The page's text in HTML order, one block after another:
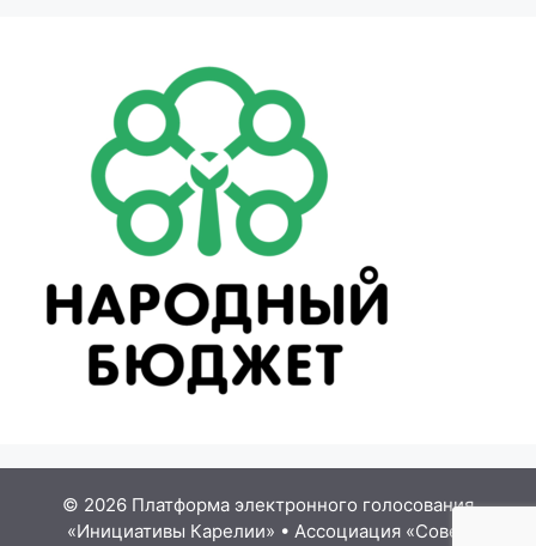
© 2026 Платформа электронного голосования
«Инициативы Карелии» • Ассоциация «Совет